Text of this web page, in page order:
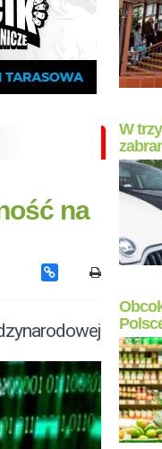
na
W